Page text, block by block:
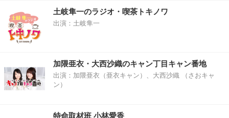
土岐隼一のラジオ・喫茶トキノワ
出演：土岐隼一
加隈亜衣・大西沙織のキャン丁目キャン番地
出演：加隈亜衣（亜衣キャン）、大西沙織 （さおキャ
ン）
特命取材班 小林愛香